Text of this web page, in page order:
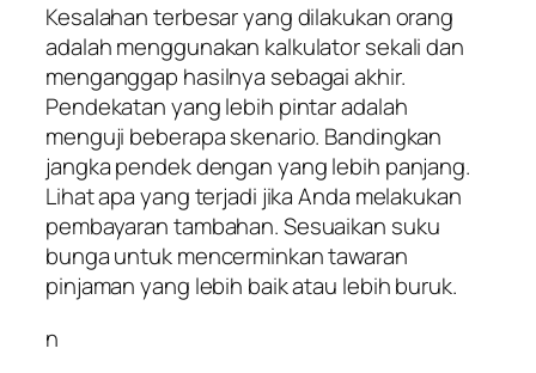
Kesalahan terbesar yang dilakukan orang
adalah menggunakan kalkulator sekali dan
menganggap hasilnya sebagai akhir.
Pendekatan yang lebih pintar adalah
menguji beberapa skenario. Bandingkan
jangka pendek dengan yang lebih panjang.
Lihat apa yang terjadi jika Anda melakukan
pembayaran tambahan. Sesuaikan suku
bunga untuk mencerminkan tawaran
pinjaman yang lebih baik atau lebih buruk.
n